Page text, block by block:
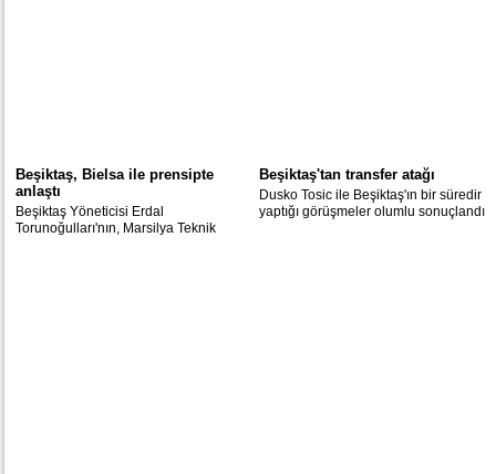
Beşiktaş, Bielsa ile prensipte
anlaştı
Beşiktaş Yöneticisi Erdal
Torunoğulları'nın, Marsilya Teknik
Beşiktaş'tan transfer atağı
Dusko Tosic ile Beşiktaş'ın bir süredir
yaptığı görüşmeler olumlu sonuçlandı